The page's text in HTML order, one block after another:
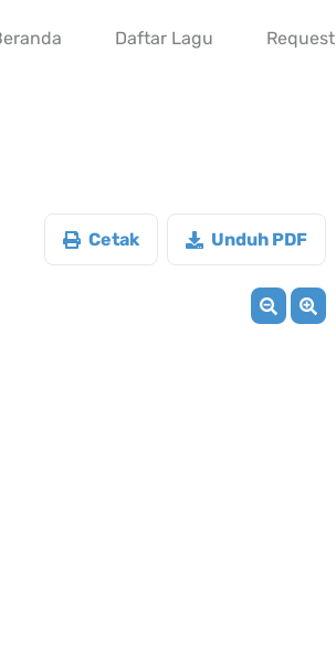
Daftar Lagu Request
Cetak Unduh PDF